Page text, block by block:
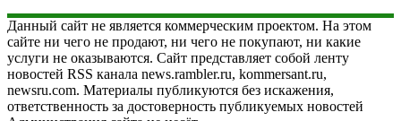
Данный сайт не является коммерческим проектом. На этом
сайте ни чего не продают, ни чего не покупают, ни какие
услуги не оказываются. Сайт представляет собой ленту
новостей RSS канала news.rambler.ru, kommersant.ru,
newsru.com. Материалы публикуются без искажения,
ответственность за достоверность публикуемых новостей